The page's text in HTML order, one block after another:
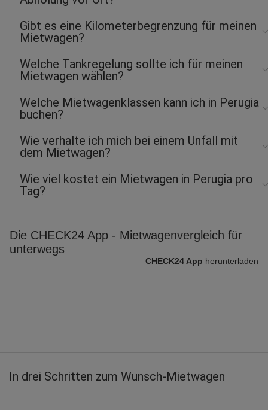
Gibt es eine Kilometerbegrenzung für meinen
Mietwagen?
Welche Tankregelung sollte ich für meinen
Mietwagen wählen?
Welche Mietwagenklassen kann ich in Perugia
buchen?
Wie verhalte ich mich bei einem Unfall mit
dem Mietwagen?
Wie viel kostet ein Mietwagen in Perugia pro
Tag?
Die CHECK24 App - Mietwagenvergleich für
unterwegs
CHECK24 App herunterladen
In drei Schritten zum Wunsch-Mietwagen